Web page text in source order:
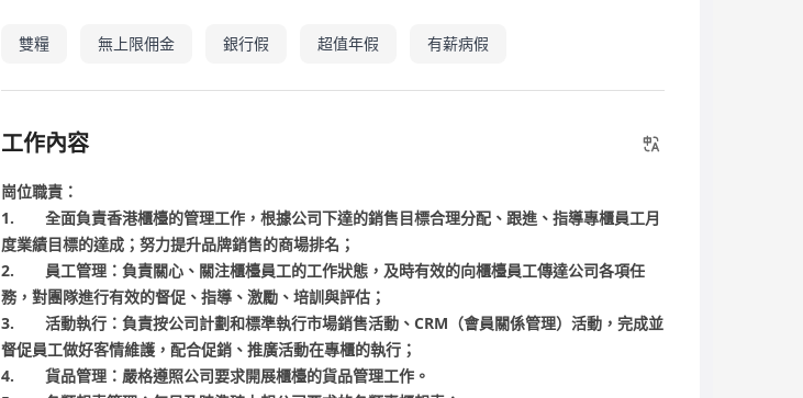
雙糧 無上限佣金 銀行假 超值年假 有薪病假
工作內容
崗位職責：
1. 全面負責香港櫃檯的管理工作，根據公司下達的銷售目標合理分配、跟進、指導專櫃員工月
度業績目標的達成；努力提升品牌銷售的商場排名；
2. 員工管理：負責關心、關注櫃檯員工的工作狀態，及時有效的向櫃檯員工傳達公司各項任
務，對團隊進行有效的督促、指導、激勵、培訓與評估；
3. 活動執行：負責按公司計劃和標準執行市場銷售活動、CRM（會員關係管理）活動，完成並
督促員工做好客情維護，配合促銷、推廣活動在專櫃的執行；
4. 貨品管理：嚴格遵照公司要求開展櫃檯的貨品管理工作。